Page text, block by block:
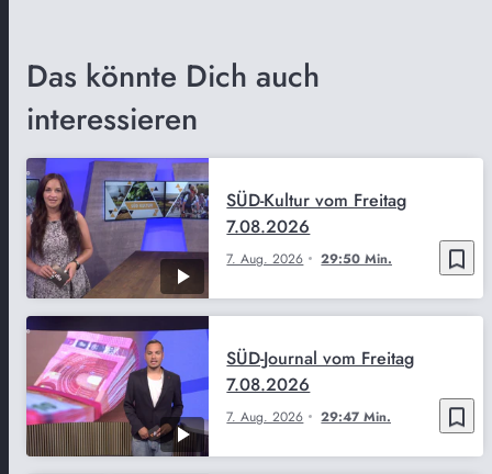
Das könnte Dich auch
interessieren
bookmark_border
7. Aug. 2026 29:50 Min.
SÜD-Kultur vom Freitag
7.08.2026
bookmark_border
7. Aug. 2026 29:47 Min.
SÜD-Journal vom Freitag
7.08.2026